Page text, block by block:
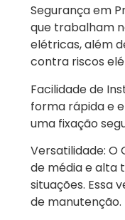
Segurança em
que trabalham
elétricas, além
contra riscos
Facilidade de
forma rápida e
uma fixação
Versatilidade: O
de média e alta
situações. Essa
de manutenção.